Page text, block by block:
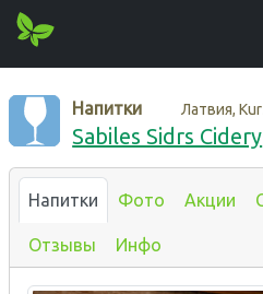
Напитки Латвия,
Sabiles Sidrs Cidery
Напитки Фото Акции
Отзывы Инфо